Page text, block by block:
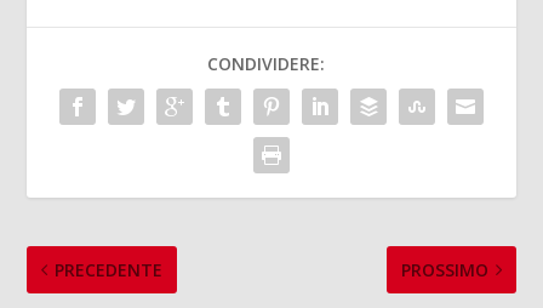
CONDIVIDERE:
PRECEDENTE PROSSIMO